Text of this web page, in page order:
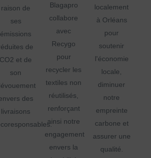
raison de
ses
émissions
de
CO2 et de
son
des
livraisons
Blagapro
collabore
avec
Recygo
pour
recycler les
textiles non
réutilisés,
renforçant
ainsi notre
engagement
envers la
localement
à Orléans
pour
soutenir
l'économie
locale,
diminuer
notre
empreinte
carbone et
assurer une
qualité.